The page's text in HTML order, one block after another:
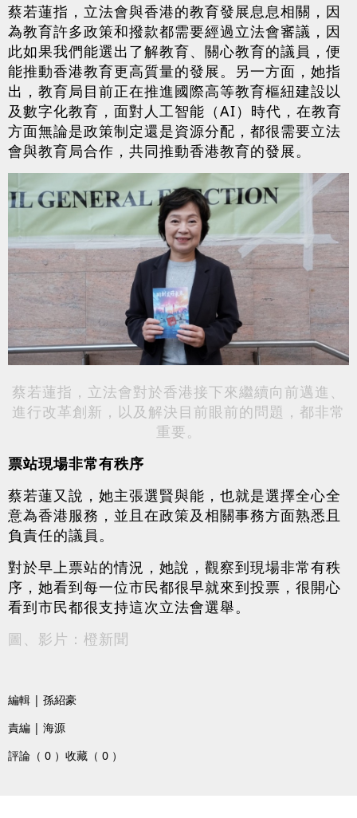
蔡若蓮指，立法會與香港的教育發展息息相關，因
為教育許多政策和撥款都需要經過立法會審議，因
此如果我們能選出了解教育、關心教育的議員，便
能推動香港教育更高質量的發展。另一方面，她指
出，教育局目前正在推進國際高等教育樞紐建設以
及數字化教育，面對人工智能（AI）時代，在教育
方面無論是政策制定還是資源分配，都很需要立法
會與教育局合作，共同推動香港教育的發展。
蔡若蓮指， 立法會對於香港接下來繼續向前邁進、
進行改革創新，以及解決目前眼前的問題，都非常
重要。
票站現場非常有秩序
蔡若蓮又說，她主張選賢與能，也就是選擇全心全
意為香港服務，並且在政策及相關事務方面熟悉且
負責任的議員。
對於早上票站的情況，她說，觀察到現場非常有秩
序，她看到每一位市民都很早就來到投票，很開心
看到市民都很支持這次立法會選舉。
圖、影片：橙新聞
編輯 | 孫紹豪
責編 | 海源
評論（ 0 ） 收藏（ 0 ）